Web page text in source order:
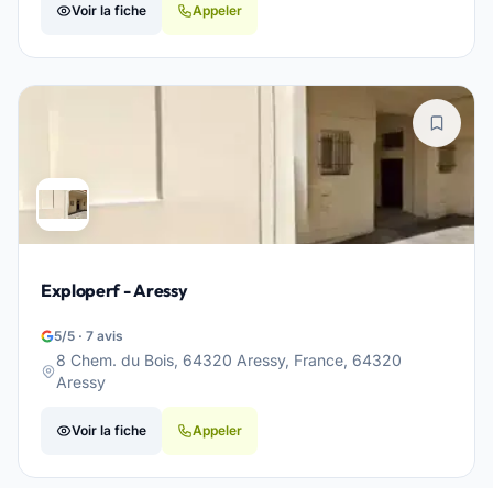
Voir la fiche Appeler
Exploperf - Aressy
5/5 · 7 avis
8 Chem. du Bois, 64320 Aressy, France, 64320
Aressy
Voir la fiche Appeler